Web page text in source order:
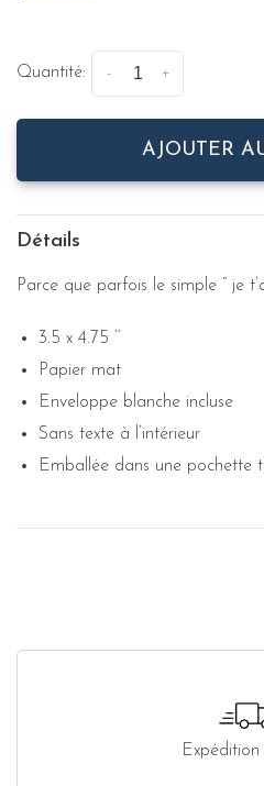
Quantité: +
-
AJOUTER
Détails
Parce que parfois le simple “ je
3.5 x 4.75 ‘‘
Papier mat
Enveloppe blanche incluse
Sans texte à l’intérieur
Emballée dans une pochette